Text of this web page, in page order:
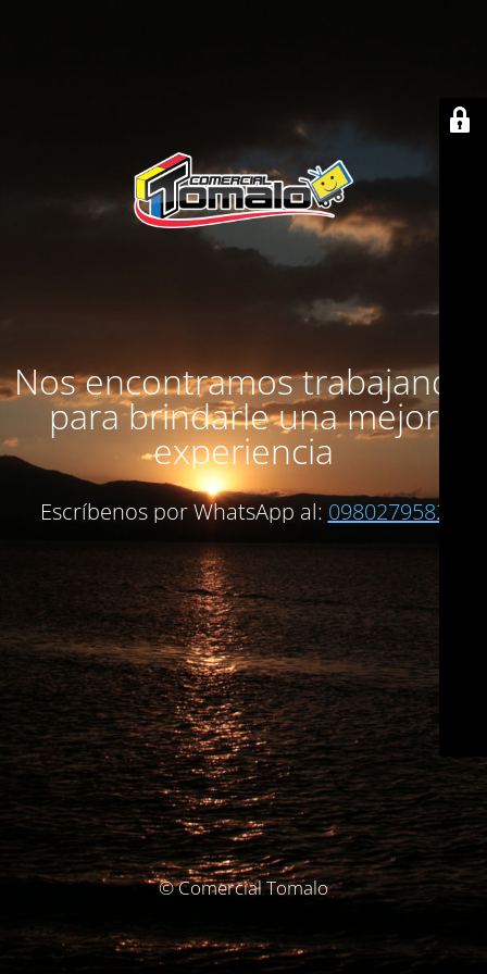
Nos encontramos trabajando
para brindarle una mejor
experiencia
Escríbenos por WhatsApp al: 0980279582
© Comercial Tomalo